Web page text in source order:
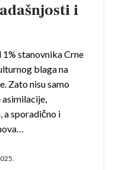
i
stanovnika Crne
blaga na
Zato nisu samo
a sporadično i